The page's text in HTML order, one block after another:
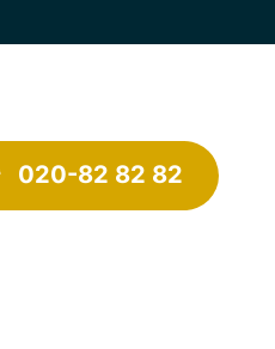
020-82 82 82